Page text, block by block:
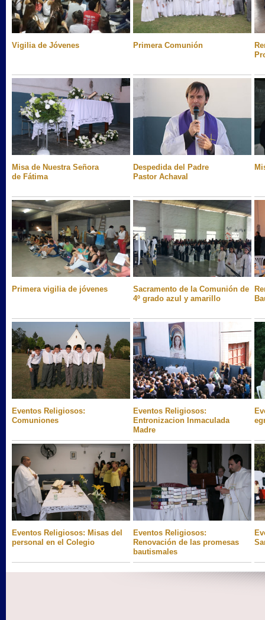
Vigilia de Jóvenes Primera Comunión
Misa de Nuestra Señora
de Fátima
Despedida del Padre
Pastor Achaval
Primera vigilia de jóvenes
Sacramento de la Comunión de
4º grado azul y amarillo
Eventos Religiosos:
Comuniones
Eventos Religiosos:
Entronizacion Inmaculada
Madre
Eventos Religiosos: Misas del
personal en el Colegio
Eventos Religiosos:
Renovación de las promesas
bautismales